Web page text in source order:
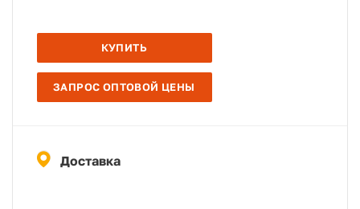
КУПИТЬ
ЗАПРОС ОПТОВОЙ ЦЕНЫ
Доставка